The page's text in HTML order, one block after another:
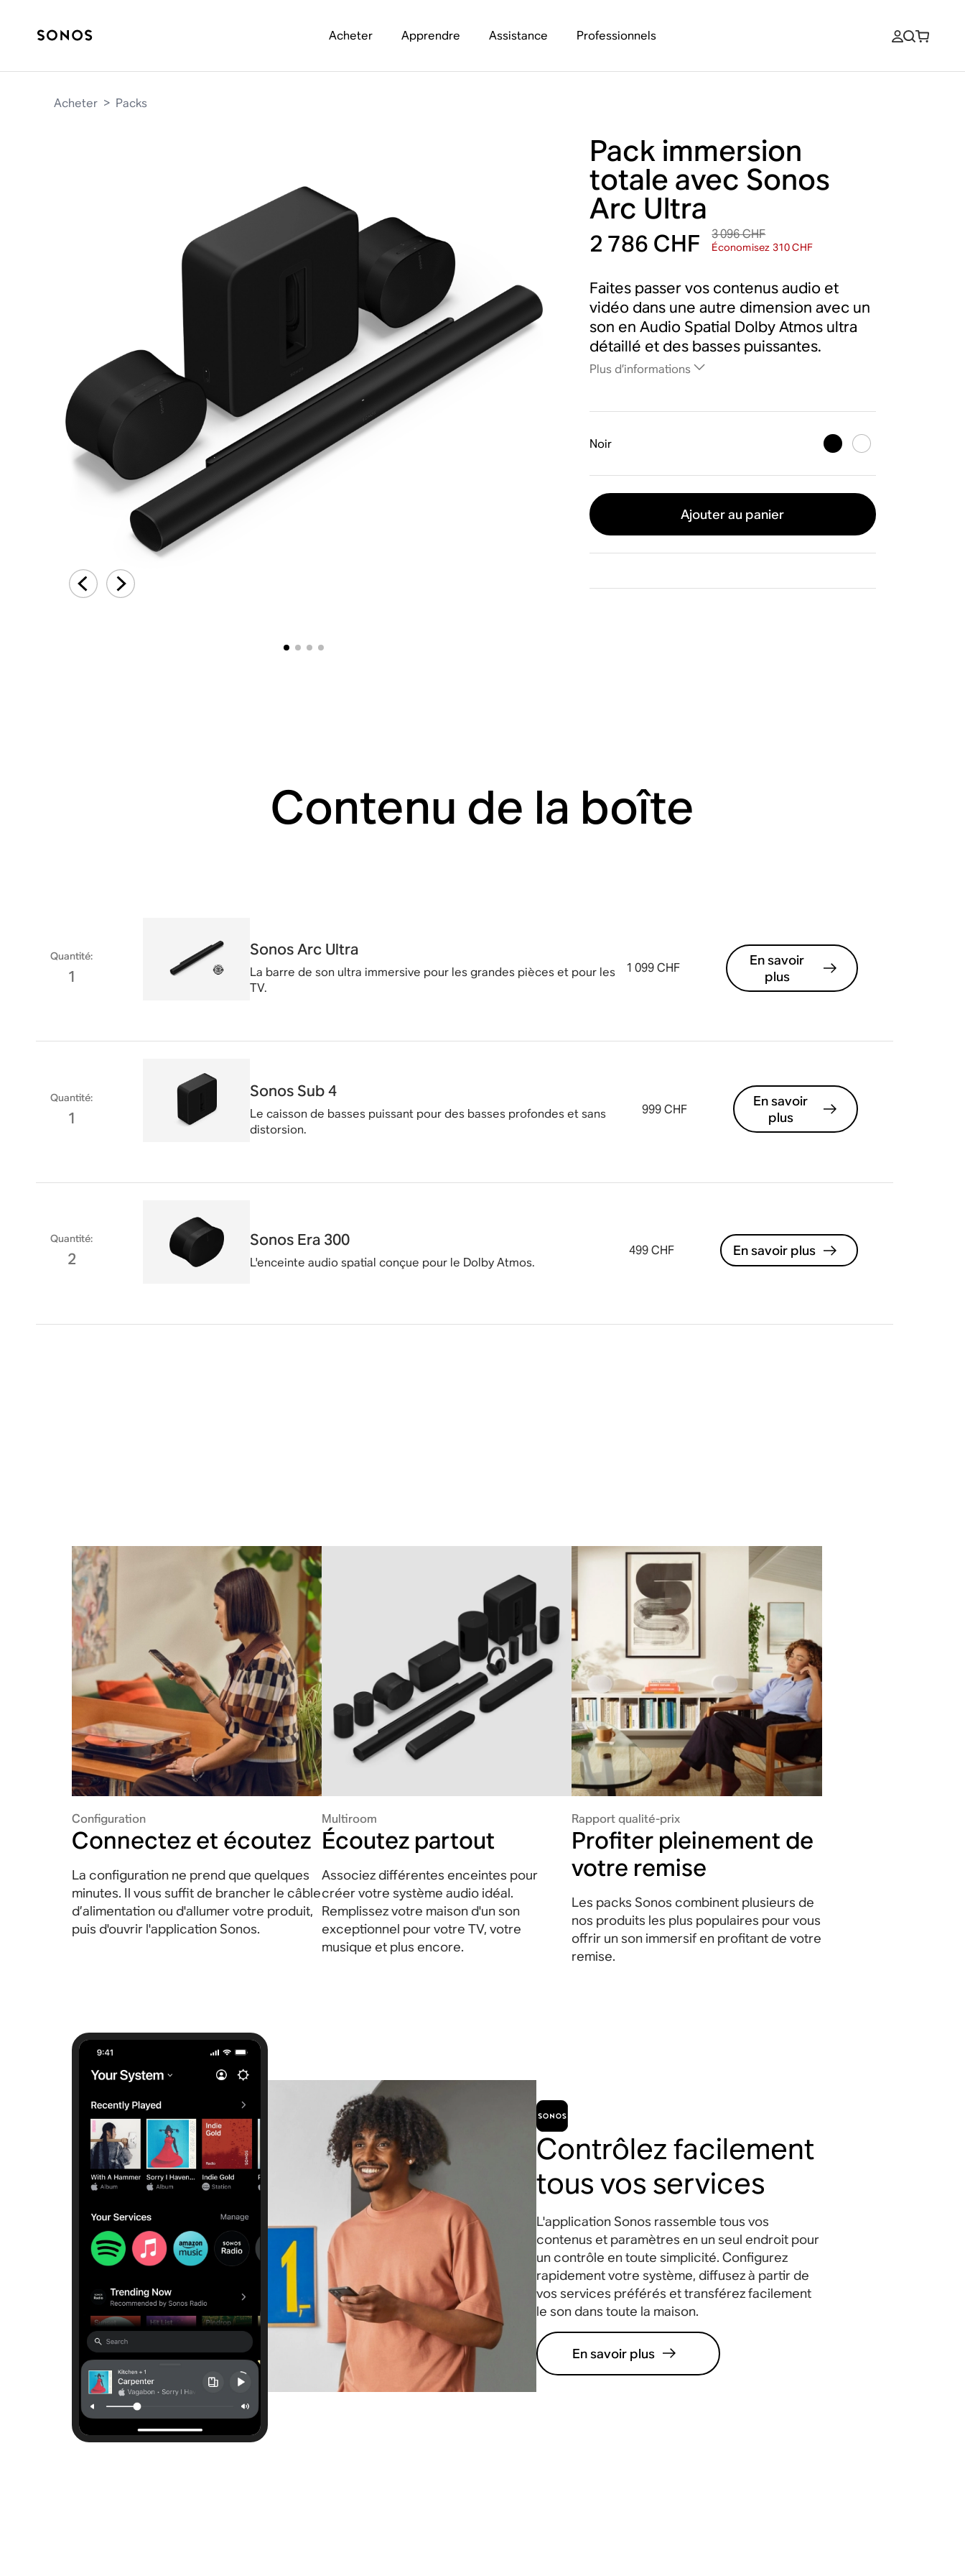
Acheter Apprendre Assistance Professionnels
Acheter > Packs
Pack immersion
totale avec Sonos
Arc Ultra
2 786 CHF 3 096 CHF
Économisez 310 CHF
Faites passer vos contenus audio et
vidéo dans une autre dimension avec un
son en Audio Spatial Dolby Atmos ultra
détaillé et des basses puissantes.
Plus d’informations
Noir
Ajouter au panier
Contenu de la boîte
Quantité:
1
Sonos Arc Ultra
La barre de son ultra immersive pour les grandes pièces et pour les
TV.
1 099 CHF
En savoir
plus
Quantité:
1
Sonos Sub 4
Le caisson de basses puissant pour des basses profondes et sans
distorsion.
999 CHF
En savoir
plus
Quantité:
2
Sonos Era 300
L'enceinte audio spatial conçue pour le Dolby Atmos.
499 CHF En savoir plus
Configuration
Connectez et écoutez
La configuration ne prend que quelques
minutes. Il vous suffit de brancher le câble
d’alimentation ou d'allumer votre produit,
puis d'ouvrir l'application Sonos.
Multiroom
Écoutez partout
Associez différentes enceintes pour
créer votre système audio idéal.
Remplissez votre maison d'un son
exceptionnel pour votre TV, votre
musique et plus encore.
Rapport qualité-prix
Profiter pleinement de
votre remise
Les packs Sonos combinent plusieurs de
nos produits les plus populaires pour vous
offrir un son immersif en profitant de votre
remise.
Contrôlez facilement
tous vos services
L'application Sonos rassemble tous vos
contenus et paramètres en un seul endroit pour
un contrôle en toute simplicité. Configurez
rapidement votre système, diffusez à partir de
vos services préférés et transférez facilement
le son dans toute la maison.
En savoir plus